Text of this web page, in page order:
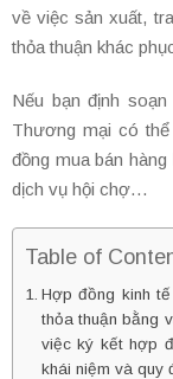
về việc sản xuất,
thỏa thuận khác
Nếu bạn định
Thương mại có
đồng mua bán
dịch vụ hội chợ…
Table of
Hợp đồng kinh
thỏa thuận bằng
việc ký kết hợp
khái niệm và quy